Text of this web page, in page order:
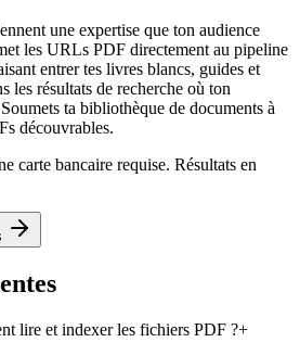
une expertise que ton audience
les URLs PDF directement au pipeline
entrer tes livres blancs, guides et
les résultats de recherche où ton
ta bibliothèque de documents à
découvrables.
carte bancaire requise. Résultats en
lire et indexer les fichiers PDF ?+